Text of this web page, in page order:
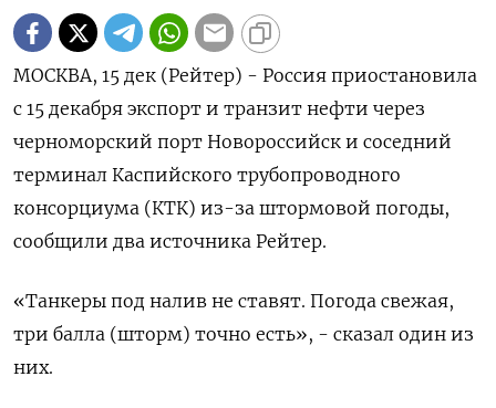
МОСКВА, 15 дек (Рейтер) - Россия приостановила
с 15 декабря экспорт и транзит нефти через
черноморский порт Новороссийск и соседний
терминал Каспийского трубопроводного
консорциума (КТК) из-за штормовой погоды,
сообщили два источника Рейтер.
«Танкеры под налив не ставят. Погода свежая,
три балла (шторм) точно есть», - сказал один из
них.